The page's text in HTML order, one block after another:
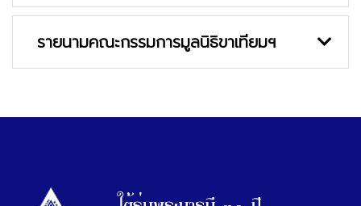
รายนามคณะกรรมการมูลนิธิขาเทียมฯ